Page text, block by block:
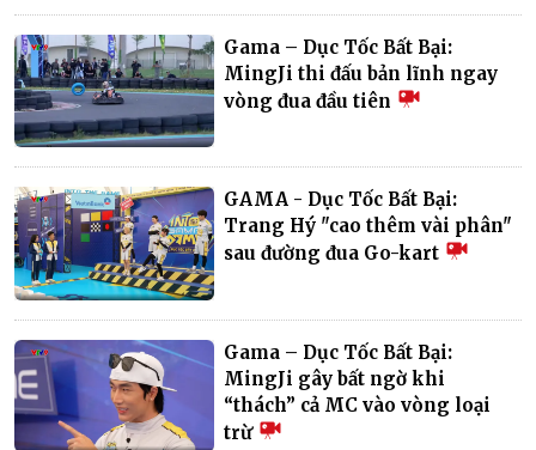
Gama – Dục Tốc Bất Bại:
MingJi thi đấu bản lĩnh ngay
vòng đua đầu tiên
GAMA - Dục Tốc Bất Bại:
Trang Hý "cao thêm vài phân"
sau đường đua Go-kart
Gama – Dục Tốc Bất Bại:
MingJi gây bất ngờ khi
“thách” cả MC vào vòng loại
trừ